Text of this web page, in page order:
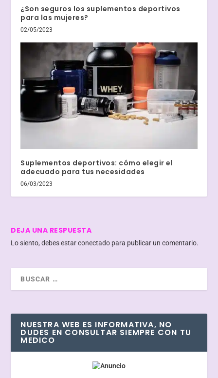
¿Son seguros los suplementos deportivos
para las mujeres?
02/05/2023
Suplementos deportivos: cómo elegir el
adecuado para tus necesidades
06/03/2023
DEJA UNA RESPUESTA
Lo siento, debes estarconectado para publicar un comentario.
NUESTRA WEB ES INFORMATIVA, NO
DUDES EN CONSULTAR SIEMPRE CON TU
MEDICO